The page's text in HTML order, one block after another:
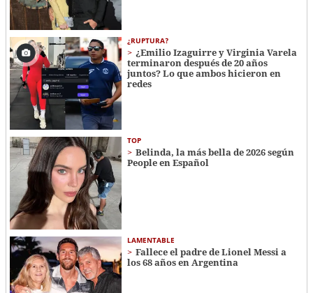
¿RUPTURA?
¿Emilio Izaguirre y Virginia Varela
terminaron después de 20 años
juntos? Lo que ambos hicieron en
redes
TOP
Belinda, la más bella de 2026 según
People en Español
LAMENTABLE
Fallece el padre de Lionel Messi a
los 68 años en Argentina